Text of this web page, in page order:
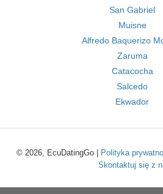
San Gabriel
Muisne
Alfredo Baquerizo
Zaruma
Catacocha
Salcedo
Ekwador
© 2026, EcuDatingGo | Polityka
Skontaktuj się z